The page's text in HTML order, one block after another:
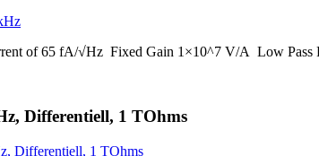
of 65 fA/√Hz Fixed Gain 1×10^7 V/A Low Pass
Differentiell, 1 TOhms